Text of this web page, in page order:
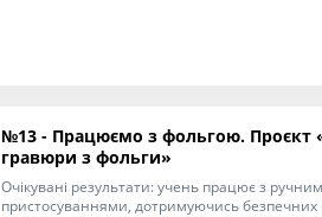
№13 - Працюємо з фольгою. Проєкт
гравюри з фольги»
Очікувані результати: учень працює з
пристосуваннями, дотримуючись безпечних